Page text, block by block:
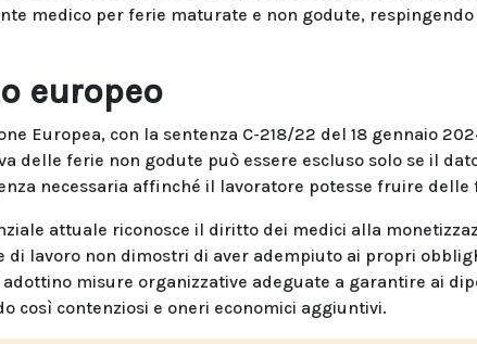
medico per ferie maturate e non godute,
europeo
Europea, con la sentenza C-218/22 del 18 gennaio
delle ferie non godute può essere escluso solo se il
necessaria affinché il lavoratore potesse fruire
attuale riconosce il diritto dei medici alla
di lavoro non dimostri di aver adempiuto ai propri
misure organizzative adeguate a garantire ai
così contenziosi e oneri economici aggiuntivi.